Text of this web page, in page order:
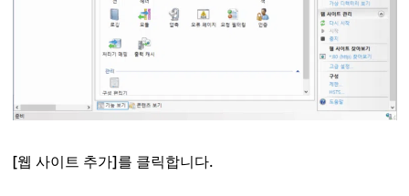
[웹 사이트 추가]를 클릭합니다.